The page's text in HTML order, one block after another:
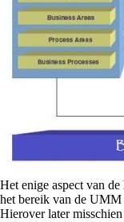
Het enige aspect van de
het bereik van de
Hierover later misschien